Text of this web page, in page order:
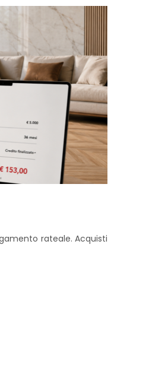
rateale. Acquisti